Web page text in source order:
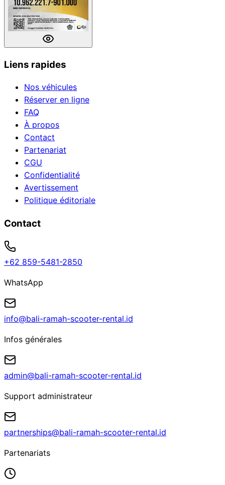
Liens rapides
Nos véhicules
Réserver en ligne
FAQ
À propos
Contact
Partenariat
CGU
Confidentialité
Avertissement
Politique éditoriale
Contact
+62 859-5481-2850
WhatsApp
info@bali-ramah-scooter-rental.id
Infos générales
admin@bali-ramah-scooter-rental.id
Support administrateur
partnerships@bali-ramah-scooter-rental.id
Partenariats